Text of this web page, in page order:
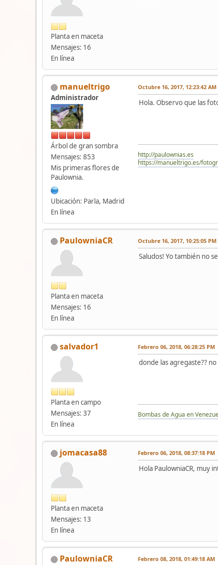
Planta en maceta
Mensajes: 16
En línea
manueltrigo
Administrador
Árbol de gran sombra
Mensajes: 853
Mis primeras flores de
Paulownia.
Ubicación: Parla, Madrid
En línea
Octubre 16, 2017, 12:23:42 AM
Hola. Observo que las
http://paulownias.es
https://manueltrigo.es/
PaulowniaCR
Planta en maceta
Mensajes: 16
En línea
Octubre 16, 2017, 10:25:05 PM
Saludos! Yo también no
salvador1
Planta en campo
Mensajes: 37
En línea
Febrero 06, 2018, 06:28:25 PM
donde las agregaste?? no
Bombas de Agua en
jomacasa88
Planta en maceta
Mensajes: 13
En línea
Febrero 06, 2018, 08:37:18 PM
Hola PaulowniaCR, muy
PaulowniaCR Febrero 08, 2018, 01:49:18 AM